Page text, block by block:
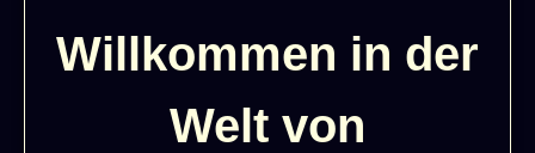
Willkommen in der
Welt von